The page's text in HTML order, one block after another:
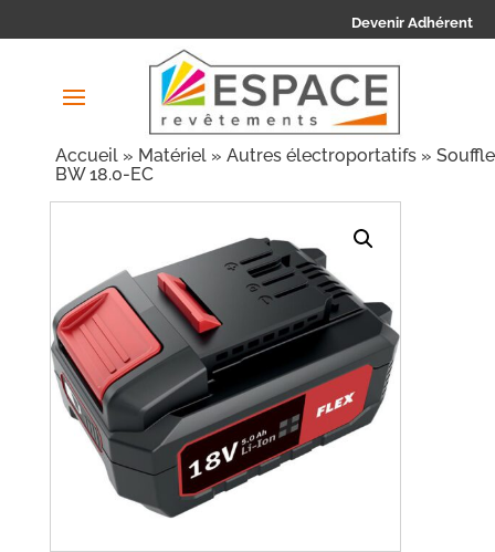
Devenir Adhérent
Accueil » Matériel » Autres électroportatifs »
BW 18.0-EC